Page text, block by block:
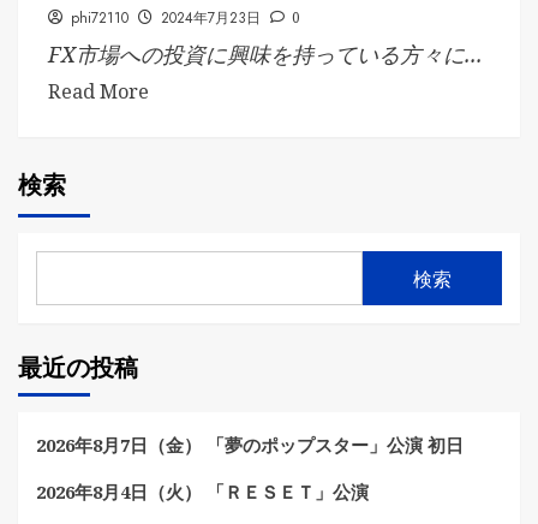
phi72110 2024年7月23日 0
FX市場への投資に興味を持っている方々に...
Read More
検索
検索
最近の投稿
2026年8月7日（金） 「夢のポップスター」公演 初日
2026年8月4日（火） 「ＲＥＳＥＴ」公演